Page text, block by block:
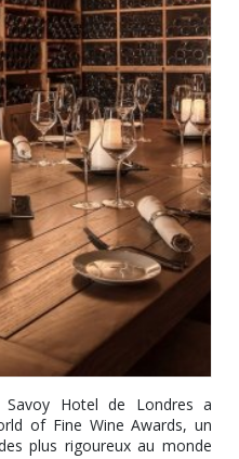
Hotel de Londres a
of Fine Wine Awards, un
plus rigoureux au monde